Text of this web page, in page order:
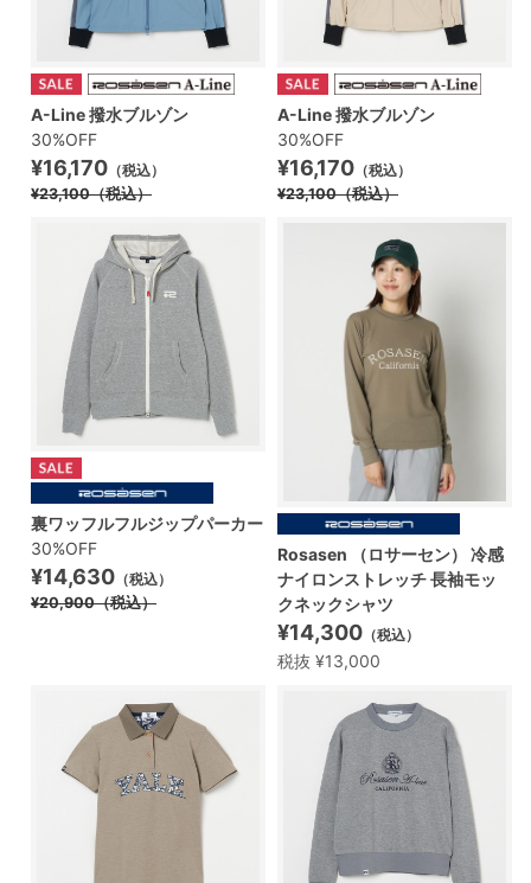
A-Line 撥水ブルゾン
30%OFF
¥16,170 （税込）
¥23,100（税込）
A-Line 撥水ブルゾン
30%OFF
¥16,170 （税込）
¥23,100（税込）
裏ワッフルフルジップパーカー
30%OFF
¥14,630 （税込）
¥20,900（税込）
Rosasen （ロサーセン） 冷感
ナイロンストレッチ 長袖モッ
クネックシャツ
¥14,300 （税込）
税抜 ¥13,000